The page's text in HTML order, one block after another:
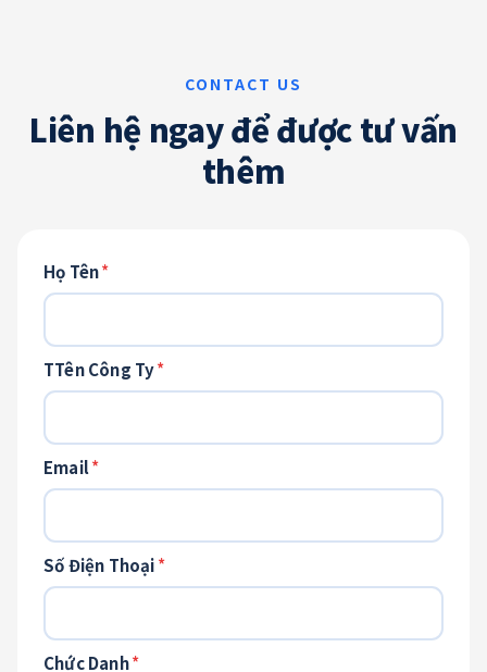
Liên hệ ngay để được tư vấn
thêm
Họ Tên*
TTên Công Ty*
Email*
Số Điện Thoại*
Chức Danh*